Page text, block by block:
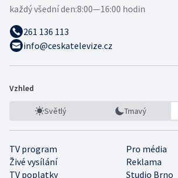
každý všední den:8:00—16:00 hodin
261 136 113
info@ceskatelevize.cz
Vzhled
Světlý Tmavý
TV program
Pro média
Živé vysílání
Reklama
TV poplatky
Studio Brno